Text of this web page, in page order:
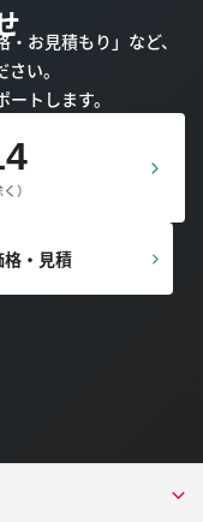
お見積もり」など、
い。
トします。
）
格・見積